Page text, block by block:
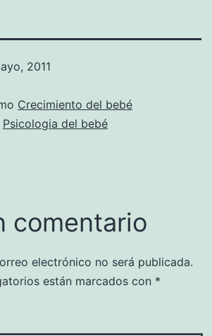
2011
Crecimiento del bebé
Psicologia del bebé
comentario
electrónico no será publicada.
están marcados con *